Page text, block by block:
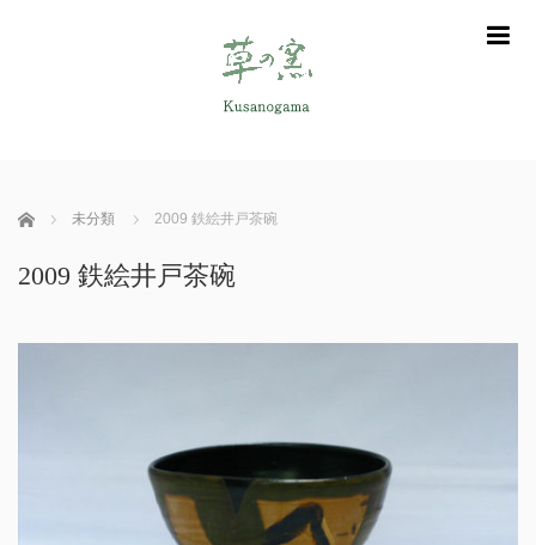
ホーム 未分類 2009 鉄絵井戸茶碗
2009 鉄絵井戸茶碗